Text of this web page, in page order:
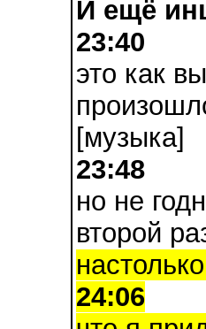
И ещё
23:40
это как
[музыка]
23:48
но не
второй
24:06